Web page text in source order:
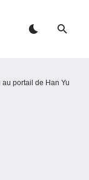
portail de Han Yu